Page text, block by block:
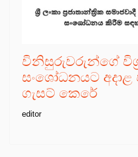
විනිසුරුවරුන්ගේ
සංශෝධනයට
ගැසට් කෙරේ
editor